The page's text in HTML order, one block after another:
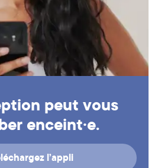
peut vous
enceint·e.
l’appli